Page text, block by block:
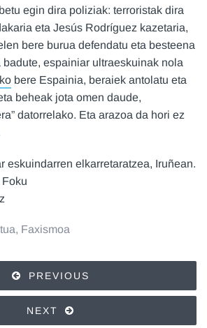
egin dira poliziak: terroristak dira
eta Jesús Rodríguez kazetaria,
bere burua defendatu eta besteena
espainiar ultraeskuinak nola
bere Espainia, beraiek antolatu eta
beheak jota omen daude,
datorrelako. Eta arazoa da hori ez
eskuindarren elkarretaratzea, Iruñean.
, Faxismoa
PREVIOUS
NEXT